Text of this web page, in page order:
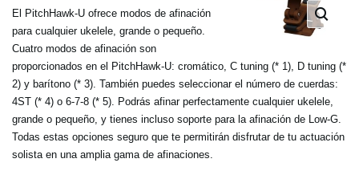
El PitchHawk-U ofrece modos de afinación
para cualquier ukelele, grande o pequeño.
Cuatro modos de afinación son
proporcionados en el PitchHawk-U: cromático, C tuning (* 1), D tuning (*
2) y barítono (* 3). También puedes seleccionar el número de cuerdas:
4ST (* 4) o 6-7-8 (* 5). Podrás afinar perfectamente cualquier ukelele,
grande o pequeño, y tienes incluso soporte para la afinación de Low-G.
Todas estas opciones seguro que te permitirán disfrutar de tu actuación
solista en una amplia gama de afinaciones.